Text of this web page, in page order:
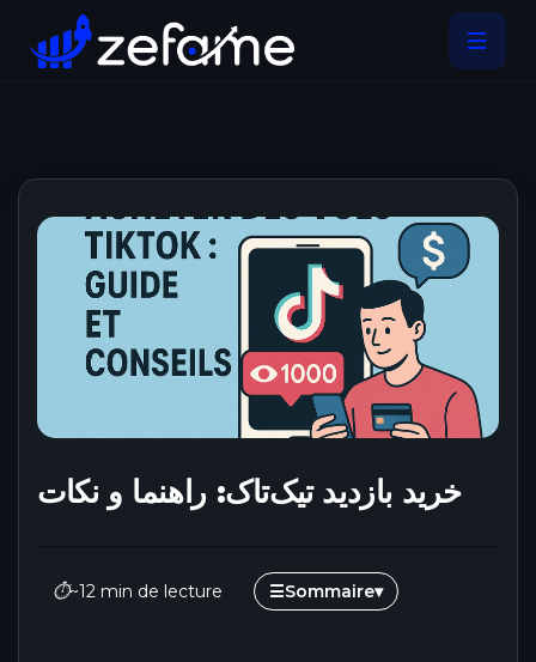
خرید بازدید تیک‌تاک: راهنما و نکات
⏱~12 min de lecture ☰Sommaire▾